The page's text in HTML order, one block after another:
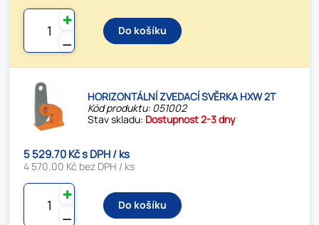
⚊
✚
Do košíku
HORIZONTÁLNÍ ZVEDACÍ SVĚRKA HXW 2T
Kód produktu: 051002
Stav skladu: Dostupnost 2-3 dny
5 529.70 Kč s DPH / ks
4 570.00 Kč bez DPH / ks
⚊
✚
Do košíku